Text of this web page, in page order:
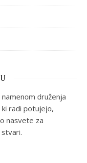
druženja
ki radi potujejo,
nasvete za